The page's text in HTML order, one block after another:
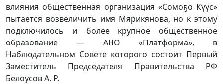
влияния общественная организация «Сомоҕо Күүс»
пытается возвеличить имя Мярикянова, но к этому
подключилось и более крупное общественное
образование — АНО «Платформа», в
Наблюдательном Совете которого состоит Первый
Заместитель Председателя Правительства РФ
Белоусов А. Р.